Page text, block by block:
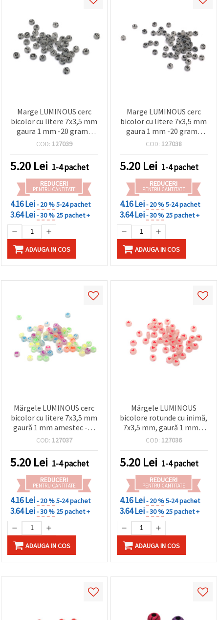
Marge LUMINOUS cerc
bicolor cu litere 7x3,5 mm
gaura 1 mm -20 grame
~147 bucati
COD: 127039
5.20 Lei 1-4 pachet
REDUCERI
PENTRU CANTITATE
4.16 Lei- 20 %5-24 pachet
3.64 Lei- 30 % 25 pachet +
ADAUGA IN COS
Marge LUMINOUS cerc
bicolor cu litere 7x3,5 mm
gaura 1 mm -20 grame
~147 bucati
COD: 127038
5.20 Lei 1-4 pachet
REDUCERI
PENTRU CANTITATE
4.16 Lei- 20 %5-24 pachet
3.64 Lei- 30 % 25 pachet +
ADAUGA IN COS
Mărgele LUMINOUS cerc
bicolor cu litere 7x3,5 mm
gaură 1 mm amestec -20
grame ~147 buc
COD: 127037
5.20 Lei 1-4 pachet
REDUCERI
PENTRU CANTITATE
4.16 Lei- 20 %5-24 pachet
3.64 Lei- 30 % 25 pachet +
ADAUGA IN COS
Mărgele LUMINOUS
bicolore rotunde cu inimă,
7x3,5 mm, gaură 1 mm –
20 g (~160 buc.), culori
COD: 127036
5.20 Lei 1-4 pachet
REDUCERI
PENTRU CANTITATE
4.16 Lei- 20 %5-24 pachet
3.64 Lei- 30 % 25 pachet +
ADAUGA IN COS